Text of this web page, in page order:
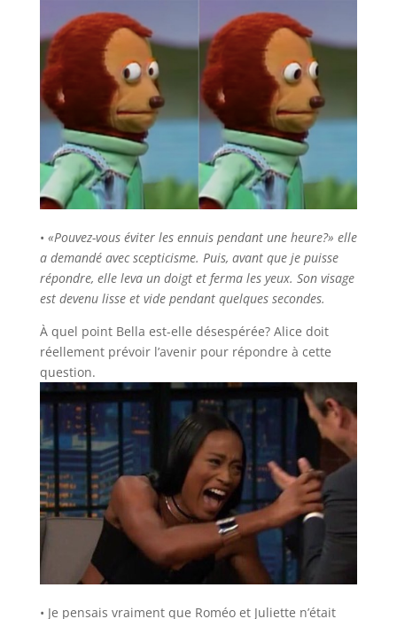
• «Pouvez-vous éviter les ennuis pendant une heure?» elle
a demandé avec scepticisme. Puis, avant que je puisse
répondre, elle leva un doigt et ferma les yeux. Son visage
est devenu lisse et vide pendant quelques secondes.
À quel point Bella est-elle désespérée? Alice doit
réellement prévoir l’avenir pour répondre à cette
question.
• Je pensais vraiment que Roméo et Juliette n’était